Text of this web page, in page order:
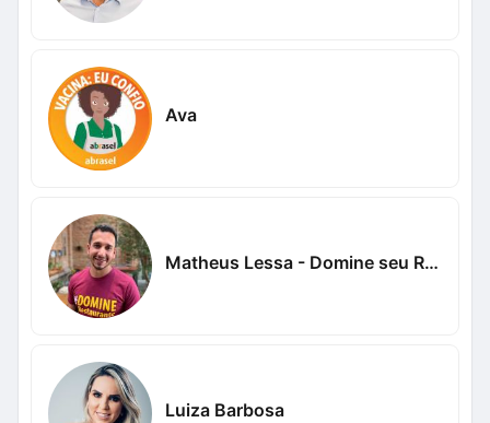
Ava
Matheus Lessa - Domine seu Restaurante
Luiza Barbosa